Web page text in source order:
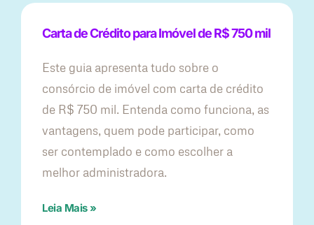
Carta de Crédito para Imóvel de R$ 750 mil
Este guia apresenta tudo sobre o
consórcio de imóvel com carta de crédito
de R$ 750 mil. Entenda como funciona, as
vantagens, quem pode participar, como
ser contemplado e como escolher a
melhor administradora.
Leia Mais »